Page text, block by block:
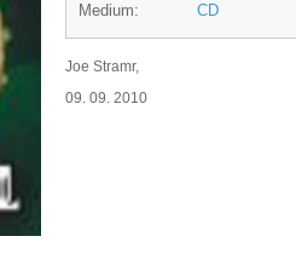
Medium:
CD
Joe Stramr,
09. 09. 2010